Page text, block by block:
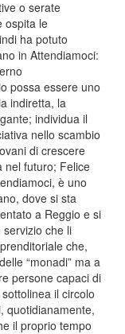
o serate
ospita le
ha potuto
in Attendiamoci:
possa essere uno
indiretta, la
individua il
nello scambio
di crescere
nel futuro; Felice
è uno
dove si sta
a Reggio e si
che li
che,
“monadi” ma a
persone capaci di
il circolo
quotidianamente,
il proprio tempo